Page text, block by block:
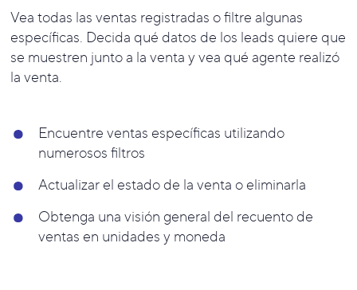
Vea todas las ventas registradas o filtre algunas
específicas. Decida qué datos de los leads quiere que
se muestren junto a la venta y vea qué agente realizó
la venta.
Encuentre ventas específicas utilizando
numerosos filtros
Actualizar el estado de la venta o eliminarla
Obtenga una visión general del recuento de
ventas en unidades y moneda